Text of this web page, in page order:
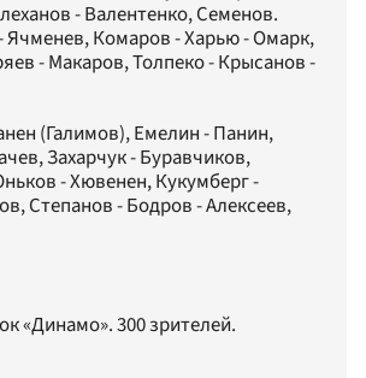
- Валентенко, Семенов.
Ячменев, Комаров - Харью - Омарк,
- Макаров, Толпеко - Крысанов -
(Галимов), Емелин - Панин,
Захарчук - Буравчиков,
- Хювенен, Кукумберг -
Степанов - Бодров - Алексеев,
«Динамо». 300 зрителей.